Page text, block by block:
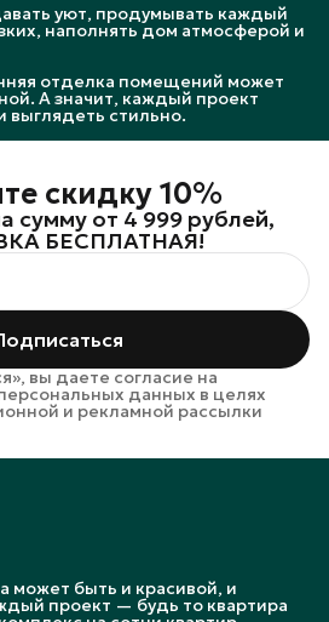
уют, продумывать каждый
наполнять дом атмосферой и
отделка помещений может
А значит, каждый проект
выглядеть стильно.
скидку 10%
сумму от 4 999 рублей,
БЕСПЛАТНАЯ!
вы даете согласие на
данных в целях
и рекламной рассылки
может быть и красивой, и
проект — будь то квартира